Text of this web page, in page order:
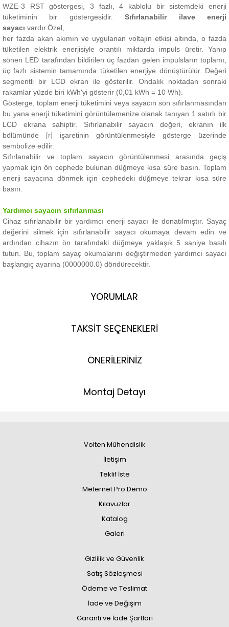
WZE-3 RST göstergesi, 3 fazlı, 4 kablolu bir sistemdeki enerji
tüketiminin bir göstergesidir.Sıfırlanabilir ilave enerji
sayacı vardır.Özel
her fazda akan akımın ve uygulanan voltajın etkisi altında, o fazda
tüketilen elektrik enerjisiyle orantılı miktarda impuls üretir. Yanıp
sönen LED tarafından bildirilen üç fazdan gelen impulsların toplamı,
üç fazlı sistemin tamamında tüketilen enerjiye dönüştürülür. Değeri
segmentli bir LCD ekran ile gösterilir. Ondalık noktadan sonraki
rakamlar yüzde biri kWh'yi gösterir (0,01 kWh = 10 Wh).
Gösterge, toplam enerji tüketimini veya sayacın son sıfırlanmasından
bu yana enerji tüketimini görüntülemenize olanak tanıyan 1 satırlı bir
LCD ekrana sahiptir. Sıfırlanabilir sayacın değeri, ekranın ilk
bölümünde [r] işaretinin görüntülenmesiyle gösterge üzerinde
sembolize edilir.
Sıfırlanabilir ve toplam sayacın görüntülenmesi arasında geçiş
yapmak için ön cephede bulunan düğmeye kısa süre basın. Toplam
enerji sayacına dönmek için cephedeki düğmeye tekrar kısa süre
basın.
Yardımcı sayacın sıfırlanması
Cihaz sıfırlanabilir bir yardımcı enerji sayacı ile donatılmıştır. Sayaç
değerini silmek için sıfırlanabilir sayacı okumaya devam edin ve
ardından cihazın ön tarafındaki düğmeye yaklaşık 5 saniye basılı
tutun. Bu, toplam sayaç okumalarını değiştirmeden yardımcı sayacı
başlangıç ​​ayarına (0000000.0) döndürecektir.
YORUMLAR
TAKSİT SEÇENEKLERİ
ÖNERİLERİNİZ
Montaj Detayı
Volten Mühendislik
İletişim
Teklif İste
Meternet Pro Demo
Kılavuzlar
Katalog
Galeri
Gizlilik ve Güvenlik
Satış Sözleşmesi
Ödeme ve Teslimat
İade ve Değişim
Garanti ve İade Şartları